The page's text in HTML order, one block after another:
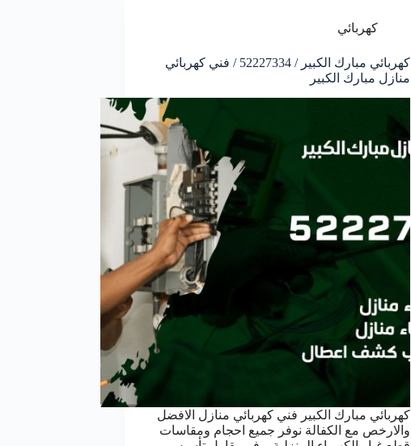
كهربائي
كهربائي مبارك الكبير / 52227334 / فني كهربائي
منازل مبارك الكبير
كهربائي مبارك الكبير فني كهربائي منازل الافضل
والارخص مع الكفالة نوفر جميع احجام ومقاسات